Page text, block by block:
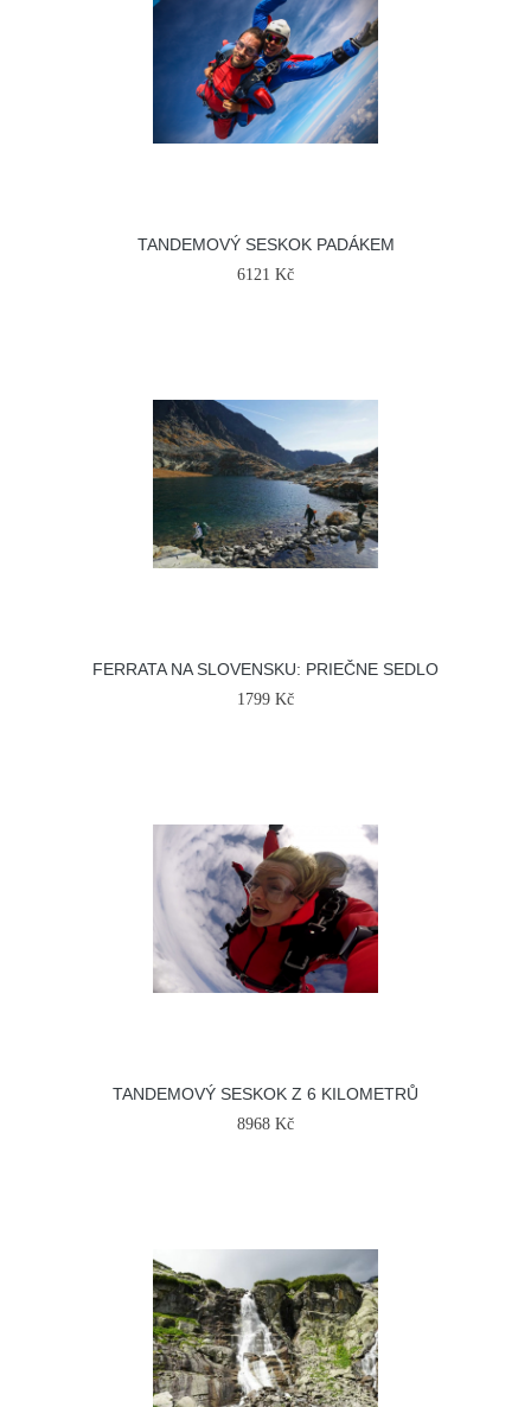
TANDEMOVÝ SESKOK PADÁKEM
6121 Kč
FERRATA NA SLOVENSKU: PRIEČNE SEDLO
1799 Kč
TANDEMOVÝ SESKOK Z 6 KILOMETRŮ
8968 Kč